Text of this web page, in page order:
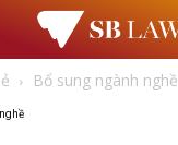
Bổ sung ngành nghề